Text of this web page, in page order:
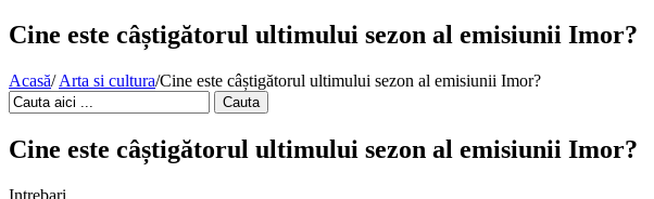
Cine este câștigătorul ultimului sezon al emisiunii Imor?
Acasă/ Arta si cultura/Cine este câștigătorul ultimului sezon al emisiunii Imor?
Cauta
Cine este câștigătorul ultimului sezon al emisiunii Imor?
Intrebari